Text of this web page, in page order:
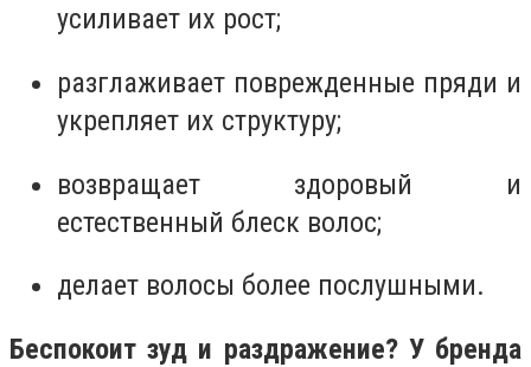
усиливает их рост;
разглаживает поврежденные пряди и
укрепляет их структуру;
возвращает здоровый и
естественный блеск волос;
делает волосы более послушными.
Беспокоит зуд и раздражение? У бренда